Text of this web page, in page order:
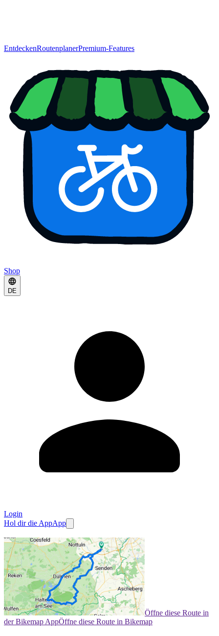
EntdeckenRoutenplanerPremium-Features
Shop
DE
Login
Hol dir die AppApp
Öffne diese Route in
der Bikemap AppÖffne diese Route in Bikemap